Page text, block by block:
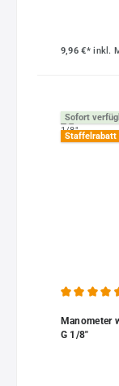
9,96 €*inkl.
Sofort
Staffelrabatt
Manometer
G 1/8"